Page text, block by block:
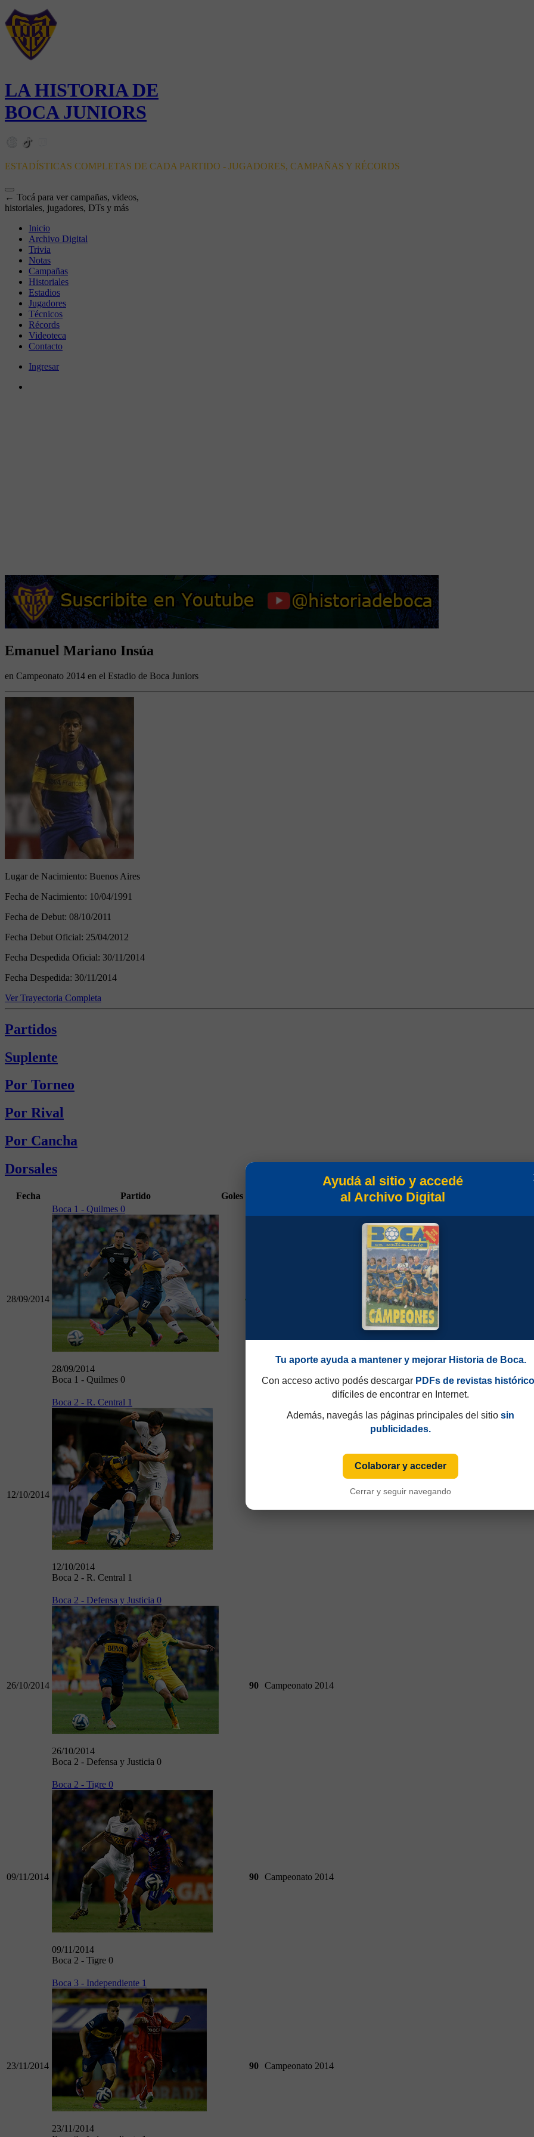
LA HISTORIA DE
BOCA JUNIORS
ESTADÍSTICAS COMPLETAS DE CADA PARTIDO - JUGADORES, CAMPAÑAS Y RÉCORDS
← Tocá para ver campañas, videos,
historiales, jugadores, DTs y más
Inicio
Archivo Digital
Trivia
Notas
Campañas
Historiales
Estadios
Jugadores
Técnicos
Récords
Videoteca
Contacto
Ingresar
Emanuel Mariano Insúa
en Campeonato 2014 en el Estadio de Boca Juniors
Lugar de Nacimiento: Buenos Aires
Fecha de Nacimiento: 10/04/1991
Fecha de Debut: 08/10/2011
Fecha Debut Oficial: 25/04/2012
Fecha Despedida Oficial: 30/11/2014
Fecha Despedida: 30/11/2014
Ver Trayectoria Completa
Partidos
Suplente
Por Torneo
Por Rival
Por Cancha
Dorsales
Fecha Partido Goles
28/09/2014
Boca 1 - Quilmes 0
28/09/2014
Boca 1 - Quilmes 0
12/10/2014
Boca 2 - R. Central 1
12/10/2014
Boca 2 - R. Central 1
26/10/2014
Boca 2 - Defensa y Justicia 0
26/10/2014
Boca 2 - Defensa y Justicia 0
90 Campeonato 2014
09/11/2014
Boca 2 - Tigre 0
09/11/2014
Boca 2 - Tigre 0
90 Campeonato 2014
23/11/2014
Boca 3 - Independiente 1
23/11/2014
90 Campeonato 2014
Ayudá al sitio y accedé
al Archivo Digital
Tu aporte ayuda a mantener y mejorar Historia de Boca.
Con acceso activo podés descargar PDFs de revistas
difíciles de encontrar en Internet.
Además, navegás las páginas principales del sitio sin
publicidades.
Colaborar y acceder
Cerrar y seguir navegando